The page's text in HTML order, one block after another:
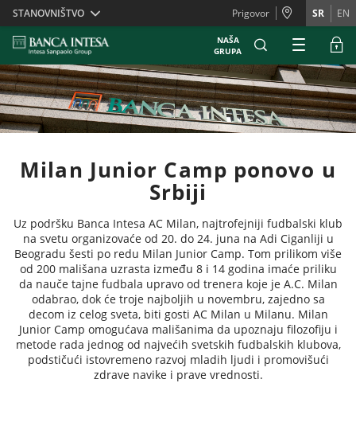
Skiplinks
STANOVNIŠTVO Prigovor SR EN
NAŠA
GRUPA
Milan Junior Camp ponovo u
Srbiji
Uz podršku Banca Intesa AC Milan, najtrofejniji fudbalski klub
na svetu organizovaće od 20. do 24. juna na Adi Ciganliji u
Beogradu šesti po redu Milan Junior Camp. Tom prilikom više
od 200 mališana uzrasta između 8 i 14 godina imaće priliku
da nauče tajne fudbala upravo od trenera koje je A.C. Milan
odabrao, dok će troje najboljih u novembru, zajedno sa
decom iz celog sveta, biti gosti AC Milan u Milanu. Milan
Junior Camp omogućava mališanima da upoznaju filozofiju i
metode rada jednog od najvećih svetskih fudbalskih klubova,
podstičući istovremeno razvoj mladih ljudi i promovišući
zdrave navike i prave vrednosti.